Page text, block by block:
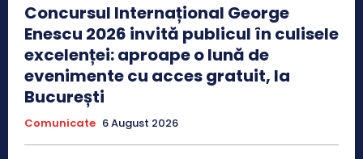
Concursul Internațional George
Enescu 2026 invită publicul în culisele
excelenței: aproape o lună de
evenimente cu acces gratuit, la
București
Comunicate 6 August 2026